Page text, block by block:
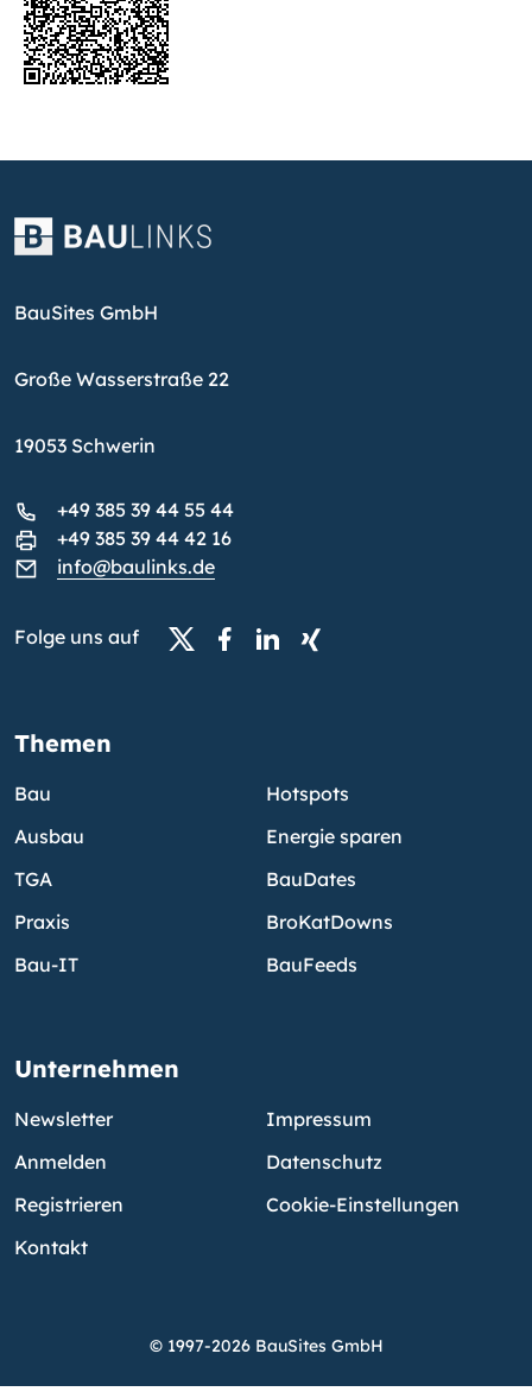
BauSites GmbH
Große Wasserstraße 22
19053 Schwerin
+49 385 39 44 55 44
+49 385 39 44 42 16
info@baulinks.de
Folge uns auf
Themen
Bau
Ausbau
TGA
Praxis
Bau-IT
Hotspots
Energie sparen
BauDates
BroKatDowns
BauFeeds
Unternehmen
Newsletter
Anmelden
Registrieren
Kontakt
Impressum
Datenschutz
Cookie-Einstellungen
© 1997-2026 BauSites GmbH